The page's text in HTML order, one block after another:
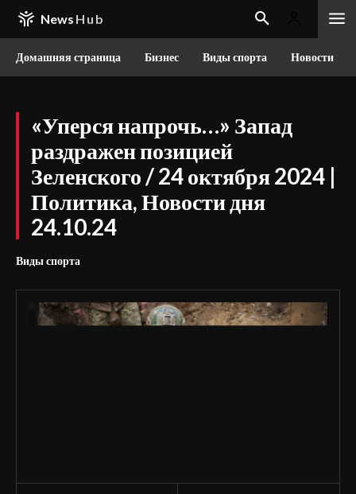
News Hub
Домашняя страница Бизнес Виды спорта Новости
«Уперся напрочь…» Запад
раздражен позицией
Зеленского / 24 октября 2024 |
Политика, Новости дня
24.10.24
Виды спорта